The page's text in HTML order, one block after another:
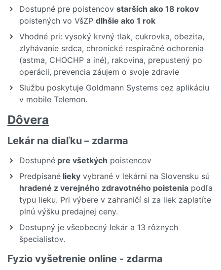
Dostupné pre poistencov starších ako 18 rokov
poistených vo VšZP dlhšie ako 1 rok
Vhodné pri: vysoký krvný tlak, cukrovka, obezita,
zlyhávanie srdca, chronické respiračné ochorenia
(astma, CHOCHP a iné), rakovina, prepustený po
operácii, prevencia záujem o svoje zdravie
Službu poskytuje Goldmann Systems cez aplikáciu
v mobile Telemon.
Dôvera
Lekár na diaľku – zdarma
Dostupné pre všetkých poistencov
Predpísané lieky vybrané v lekárni na Slovensku sú
hradené z verejného zdravotného poistenia podľa
typu lieku. Pri výbere v zahraničí si za liek zaplatíte
plnú výšku predajnej ceny.
Dostupný je všeobecný lekár a 13 rôznych
špecialistov.
Fyzio vyšetrenie online - zdarma